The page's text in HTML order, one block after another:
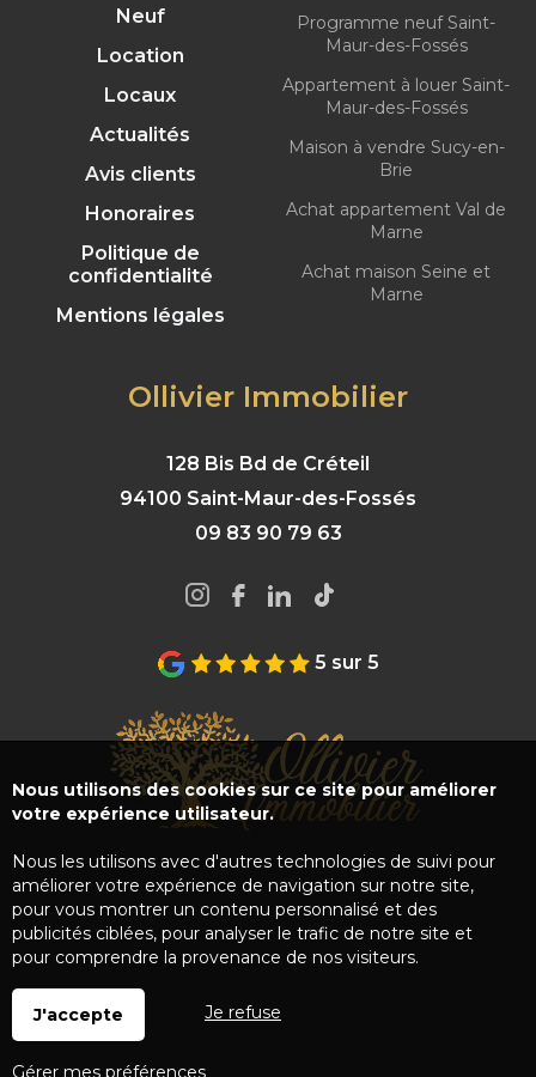
Neuf
Location
Locaux
Actualités
Avis clients
Honoraires
Politique de
confidentialité
Mentions légales
Programme neuf Saint-
Maur-des-Fossés
Appartement à louer Saint-
Maur-des-Fossés
Maison à vendre Sucy-en-
Brie
Achat appartement Val de
Marne
Achat maison Seine et
Marne
Ollivier Immobilier
128 Bis Bd de Créteil
94100 Saint-Maur-des-Fossés
09 83 90 79 63
5 sur 5
Nous utilisons des cookies sur ce site pour améliorer
votre expérience utilisateur.
Nous les utilisons avec d'autres technologies de suivi pour
améliorer votre expérience de navigation sur notre site,
pour vous montrer un contenu personnalisé et des
publicités ciblées, pour analyser le trafic de notre site et
pour comprendre la provenance de nos visiteurs.
J'accepte Je refuse
Gérer mes préférences